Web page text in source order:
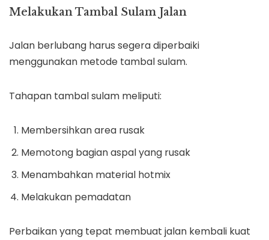
Melakukan Tambal Sulam Jalan
Jalan berlubang harus segera diperbaiki
menggunakan metode tambal sulam.
Tahapan tambal sulam meliputi:
Membersihkan area rusak
Memotong bagian aspal yang rusak
Menambahkan material hotmix
Melakukan pemadatan
Perbaikan yang tepat membuat jalan kembali kuat